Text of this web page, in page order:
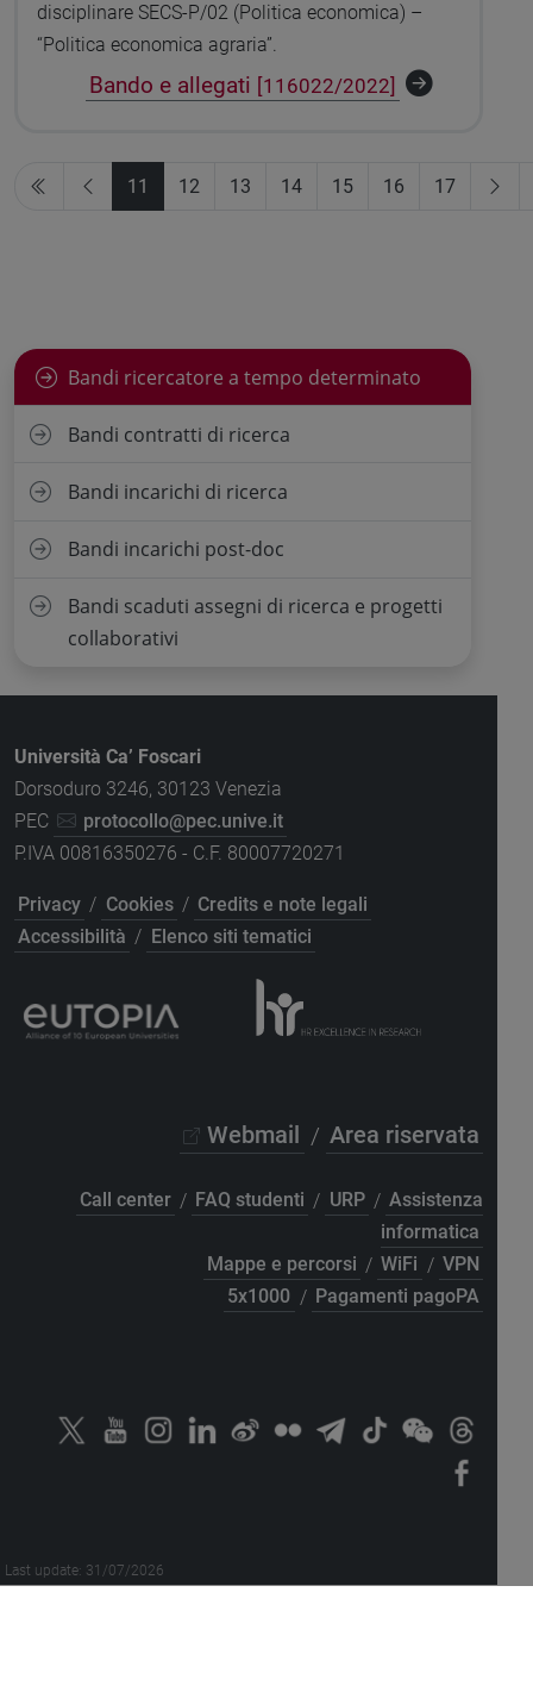
disciplinare SECS-P/02 (Politica economica) –
“Politica economica agraria”.
Bando e allegati [116022/2022]
11 12 13 14 15 16 17
Bandi ricercatore a tempo determinato
Bandi contratti di ricerca
Bandi incarichi di ricerca
Bandi incarichi post-doc
Bandi scaduti assegni di ricerca e progetti
collaborativi
Università Ca’ Foscari
Dorsoduro 3246, 30123 Venezia
PEC
protocollo@pec.unive.it
P.IVA 00816350276 - C.F. 80007720271
Privacy / Cookies / Credits e note legali
Accessibilità / Elenco siti tematici
Webmail / Area riservata
Call center / FAQ studenti / URP / Assistenza
informatica
Mappe e percorsi / WiFi / VPN
5x1000 / Pagamenti pagoPA
Last update: 31/07/2026